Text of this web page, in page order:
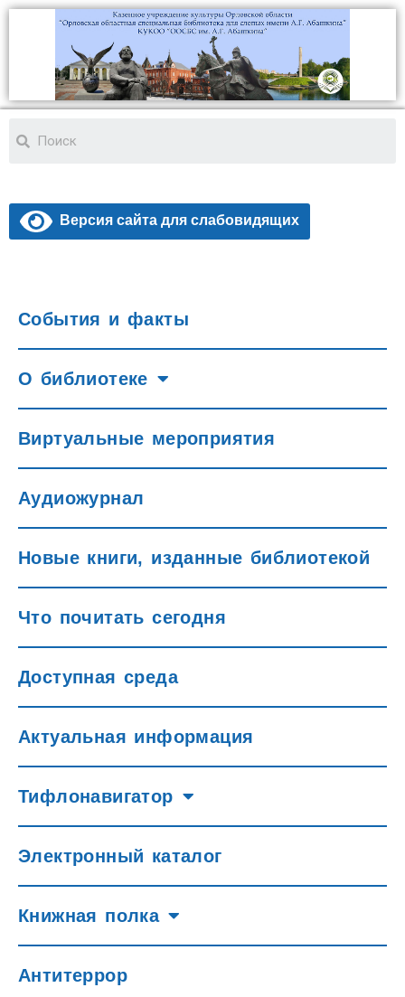
Версия сайта для слабовидящих
События и факты
О библиотеке
Виртуальные мероприятия
Аудиожурнал
Новые книги, изданные библиотекой
Что почитать сегодня
Доступная среда
Актуальная информация
Тифлонавигатор
Электронный каталог
Книжная полка
Антитеррор